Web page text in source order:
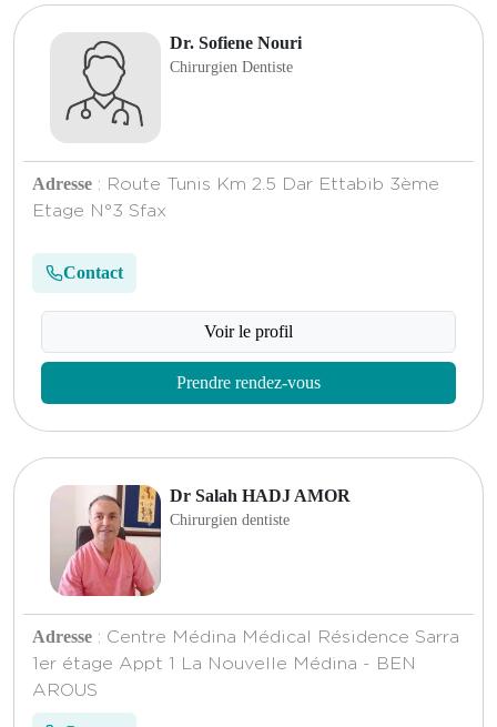
Dr. Sofiene Nouri
Chirurgien Dentiste
Adresse : Route Tunis Km 2.5 Dar Ettabib 3ème
Etage N°3 Sfax
Contact
Voir le profil
Prendre rendez-vous
Dr Salah HADJ AMOR
Chirurgien dentiste
Adresse : Centre Médina Médical Résidence Sarra
1er étage Appt 1 La Nouvelle Médina - BEN
AROUS